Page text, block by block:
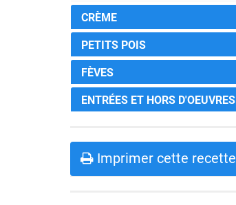
CRÈME
PETITS POIS
FÈVES
ENTRÉES ET HORS D'OEUVRES
Imprimer cette recette